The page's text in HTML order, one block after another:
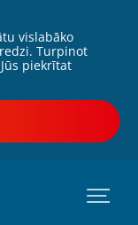
vislabāko
Turpinot
piekrītat